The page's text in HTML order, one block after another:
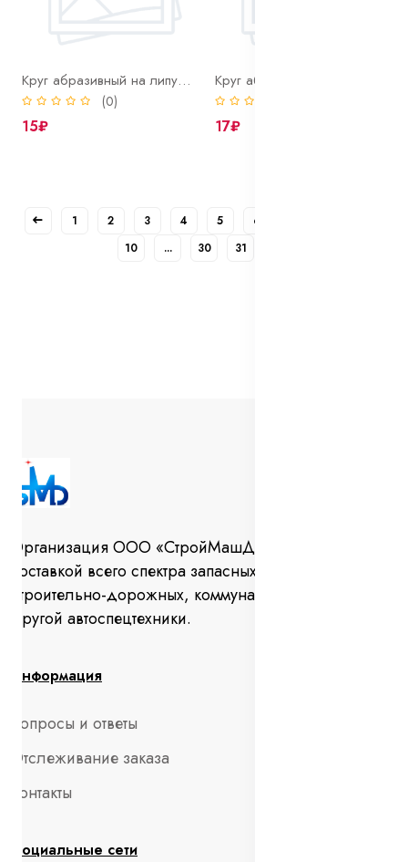
Круг абразивный на липучке 125 мм Р180 Bohrer (оксид алюминия) без отверстий
(0)
15₽ 17₽
1 2 3 4 5 6
10
... 30 31
Организация ООО «СтройМашДеталь» занимается
поставкой всего спектра запасных частей для
строительно-дорожных, коммунальных машин и
другой автоспецтехники.
Информация
Вопросы и ответы
Отслеживание заказа
Контакты
Социальные сети